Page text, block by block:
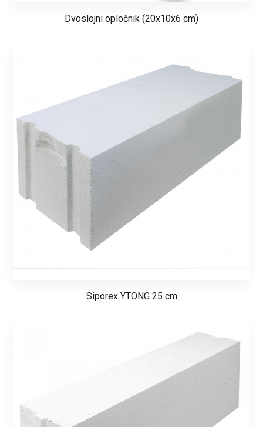
Dvoslojni opločnik (20x10x6 cm)
Siporex YTONG 25 cm